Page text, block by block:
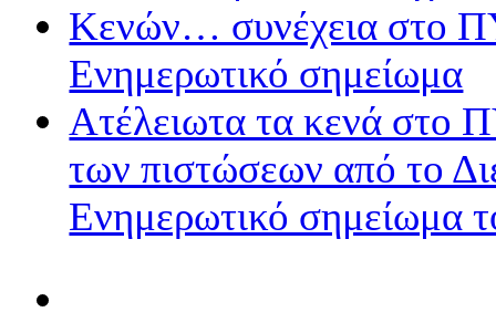
Κενών… συνέχεια στο
Ενημερωτικό σημείωμα
Ατέλειωτα τα κενά στο
των πιστώσεων από το
Ενημερωτικό σημείωμα